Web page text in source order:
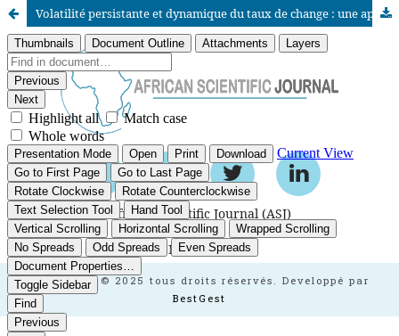
Volatilité persistante et dynamique du taux de change : une approche ARIMA-GARCH dans un contexte non stationnaire
African Scientific Journal (ASJ)
ISSN : 2658-9311
African SJ © 2025 tous droits réservés. Developpé par
BestGest